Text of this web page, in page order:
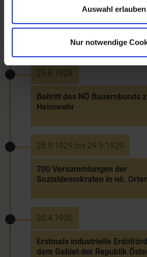
Auswahl erlauben
Nur notwendige
29.8.1929
Beitritt des NÖ Bauernbunds
Heimwehr
28.9.1929 bis 29.9.1929
700 Versammlungen der
Sozialdemokraten in nö.
30.4.1930
Erstmals industrielle
dem Gebiet der Republik